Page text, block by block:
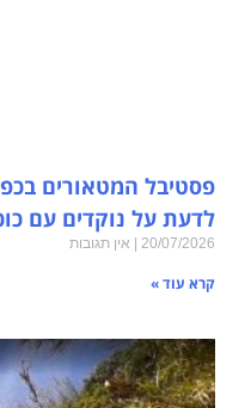
פסטיבל המטאורים
לדעת על נוקדים עם כוכבים
20/07/2026 אין תגובות
קרא עוד »